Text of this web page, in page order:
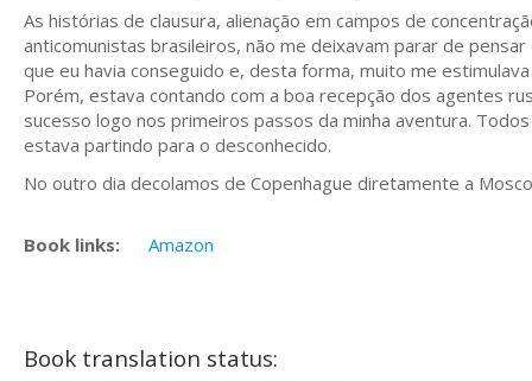
As histórias de clausura, alienação em campos de
anticomunistas brasileiros, não me deixavam parar de
que eu havia conseguido e, desta forma, muito me
Porém, estava contando com a boa recepção dos agentes
sucesso logo nos primeiros passos da minha aventura.
estava partindo para o desconhecido.
No outro dia decolamos de Copenhague diretamente a
Book links: Amazon
Book translation status: